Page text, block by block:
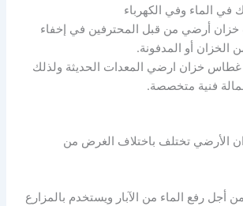
في الماء وفي الكهرباء
أرضي من قبل المحترفين في إخفاء
الخزان أو المدفونة.
خزان ارضي المعدات الحديثة ولذلك
فنية متخصصة.
الأرضي تختلف باختلاف الغرض من
رفع الماء من الآبار ويستخدم بالمزارع